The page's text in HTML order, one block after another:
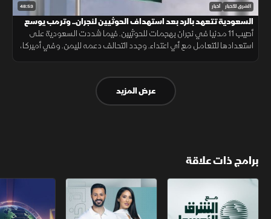
48:53 الشرق للأخبار أخبار
السعودية تتعهد بالرد بعد استهداف الحوثيين لنجران.. وترمب يوسع
قيود الجنسيةأصيب 11 مدنيا في نجران بهجمات للحوثيين. فيما شددت السعودية على
استعدادها للتعامل مع أي اعتداء. وجدد التحالف دعمه لليمن. وفي أميركا،
عرض المزيد
برامج ذات علاقة
مع الشرق الأوسط الخبر الآخر تقارير الشرق